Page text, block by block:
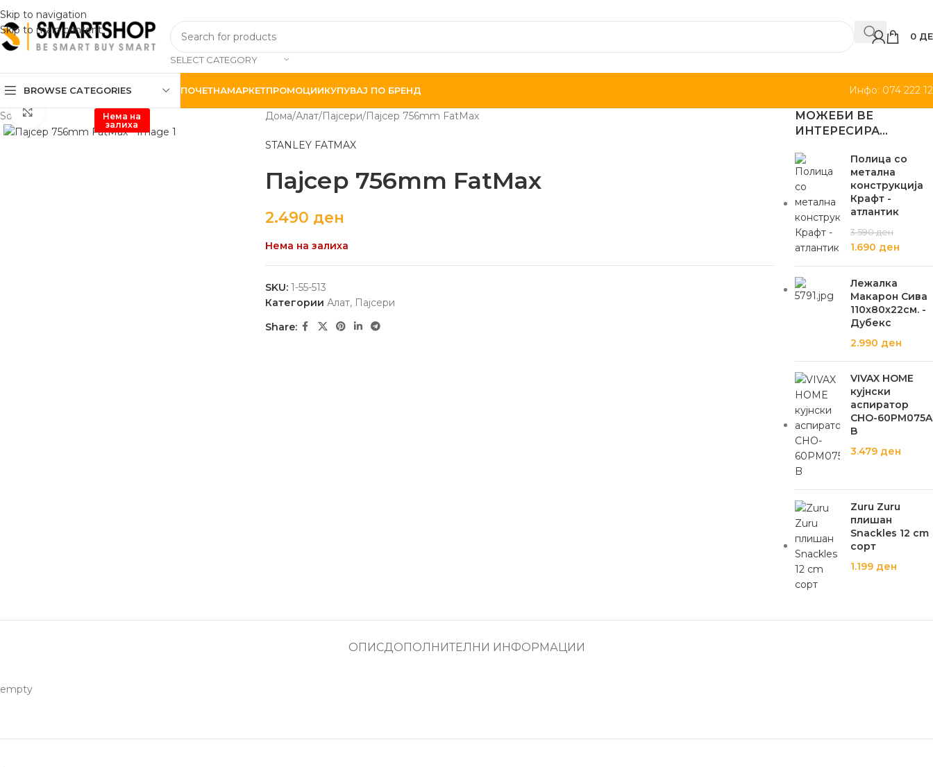
Skip to navigation
Skip to main content
SELECT CATEGORY
0
BROWSE CATEGORIES ПОЧЕТНАМАРКЕТПРОМОЦИИКУПУВАЈ ПО БРЕНД Инфо: 074 222
Sold out Click to enlargeНема на
залиха
Дома Алат Пајсери Пајсер 756mm FatMax
STANLEY FATMAX
Пајсер 756mm FatMax
2.490 ден
Нема на залиха
SKU: 1-55-513
Категории Алат, Пајсери
Share:
МОЖЕБИ ВЕ
ИНТЕРЕСИРА…
Полица со
метална
конструкција
Крафт -
атлантик
3.590ден
1.690 ден
Лежалка
Макарон Сива
110х80х22см. -
Дубекс
2.990 ден
VIVAX HOME
кујнски
аспиратор
CHO-60PM075A
B
3.479 ден
Zuru Zuru
плишан
Snackles 12 cm
сорт
1.199 ден
ОПИСДОПОЛНИТЕЛНИ ИНФОРМАЦИИ
empty